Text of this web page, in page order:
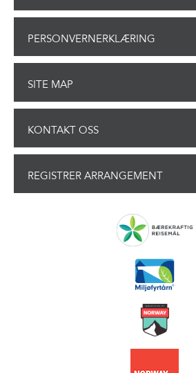
PERSONVERNERKLÆRING
SITE MAP
KONTAKT OSS
REGISTRER ARRANGEMENT